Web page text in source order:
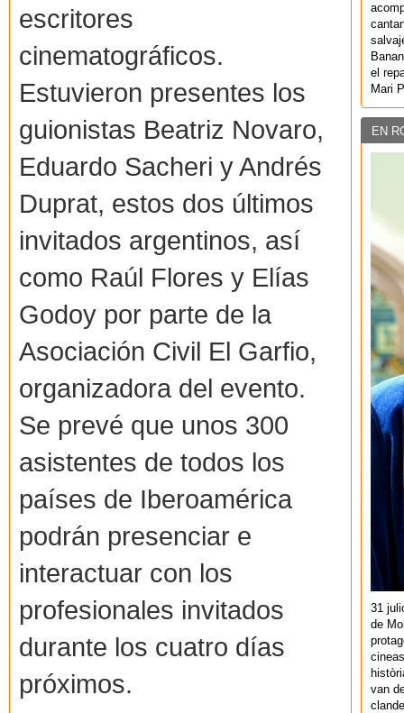
escritores
cinematográficos.
Estuvieron presentes los
guionistas Beatriz Novaro,
Eduardo Sacheri y Andrés
Duprat, estos dos últimos
invitados argentinos, así
como Raúl Flores y Elías
Godoy por parte de la
Asociación Civil El Garfio,
organizadora del evento.
Se prevé que unos 300
asistentes de todos los
países de Iberoamérica
podrán presenciar e
interactuar con los
profesionales invitados
durante los cuatro días
próximos.
el
Mari
EN
31
de
van